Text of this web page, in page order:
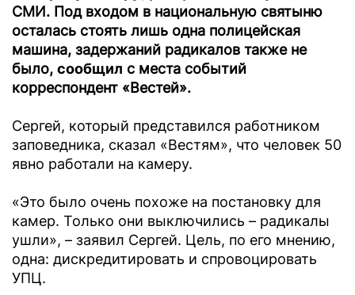
СМИ. Под входом в национальную святыню
осталась стоять лишь одна полицейская
машина, задержаний радикалов также не
было, сообщил с места событий
корреспондент «Вестей».
Сергей, который представился работником
заповедника, сказал «Вестям», что человек 50
явно работали на камеру.
«Это было очень похоже на постановку для
камер. Только они выключились – радикалы
ушли», – заявил Сергей. Цель, по его мнению,
одна: дискредитировать и спровоцировать
УПЦ.